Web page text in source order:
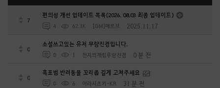
7
편의성 개선 업데이트 목록(2026. 08.03 최종 업데이트)
4 62.1K [GM]메르브 2025.11.17
0
소설쓰고있는 유저 무량진경입니다.
0 1 천지의재림무량진경 0 분 전
0
흑표범 반려동물 꼬리좀 길게 고쳐주세요
0 6 아라시츠키-KR 31 분 전